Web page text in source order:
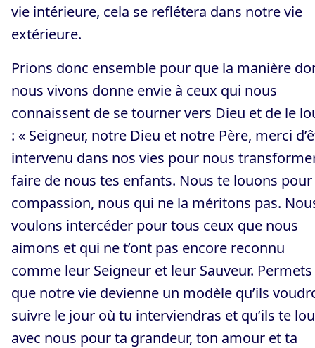
vie intérieure, cela se reflétera dans notre vie
extérieure.
Prions donc ensemble pour que la manière
nous vivons donne envie à ceux qui nous
connaissent de se tourner vers Dieu et de le
: « Seigneur, notre Dieu et notre Père, merci
intervenu dans nos vies pour nous
faire de nous tes enfants. Nous te louons
compassion, nous qui ne la méritons pas.
voulons intercéder pour tous ceux que nous
aimons et qui ne t’ont pas encore reconnu
comme leur Seigneur et leur Sauveur. Permets
que notre vie devienne un modèle qu’ils
suivre le jour où tu interviendras et qu’ils te
avec nous pour ta grandeur, ton amour et ta